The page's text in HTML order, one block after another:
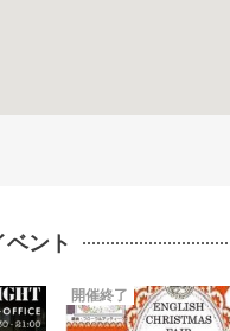
ベント
開催終了